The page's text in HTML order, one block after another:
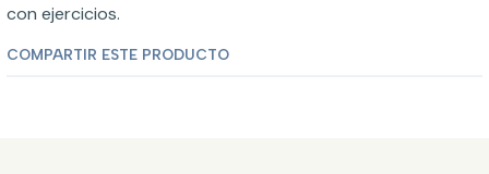
con ejercicios.
COMPARTIR ESTE PRODUCTO